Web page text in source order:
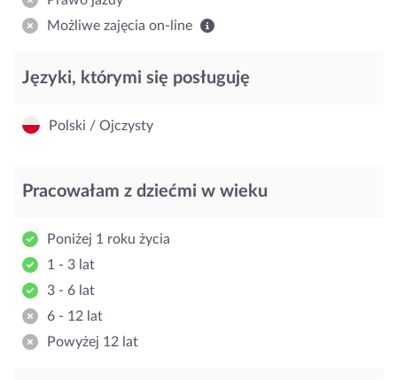
Możliwe zajęcia on-line
Języki, którymi się posługuję
Polski / Ojczysty
Pracowałam z dziećmi w wieku
Poniżej 1 roku życia
1 - 3 lat
3 - 6 lat
6 - 12 lat
Powyżej 12 lat